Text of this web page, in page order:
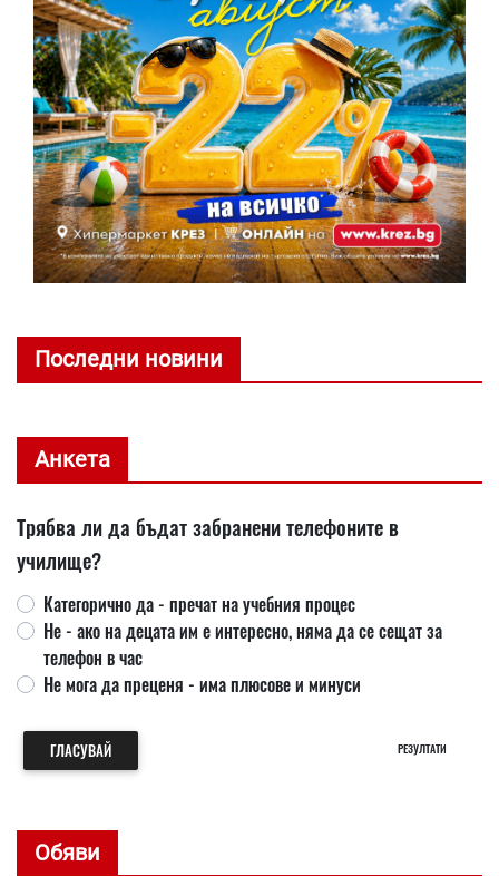
Последни новини
Анкета
Трябва ли да бъдат забранени телефоните в
училище?
Категорично да - пречат на учебния процес
Не - ако на децата им е интересно, няма да се сещат за
телефон в час
Не мога да преценя - има плюсове и минуси
ГЛАСУВАЙ РЕЗУЛТАТИ
Обяви